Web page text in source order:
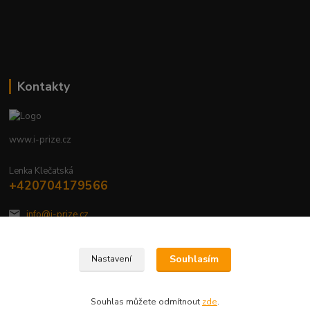
Kontakty
www.i-prize.cz
Lenka Klečatská
+420704179566
info@i-prize.cz
Nastavení Souhlasím
Souhlas můžete odmítnout zde.